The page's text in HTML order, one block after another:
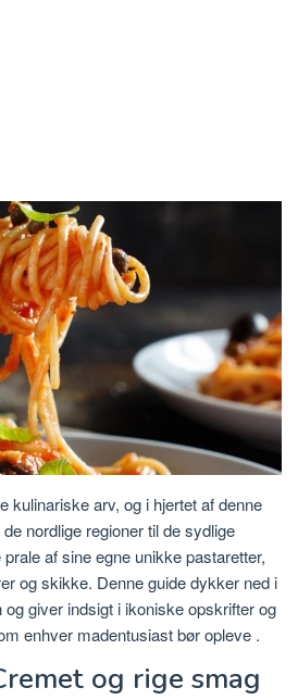
kulinariske arv, og i hjertet af denne
de nordlige regioner til de sydlige
af sine egne unikke pastaretter,
og skikke. Denne guide dykker ned i
og giver indsigt i ikoniske opskrifter og
enhver madentusiast bør opleve .
og rige smag